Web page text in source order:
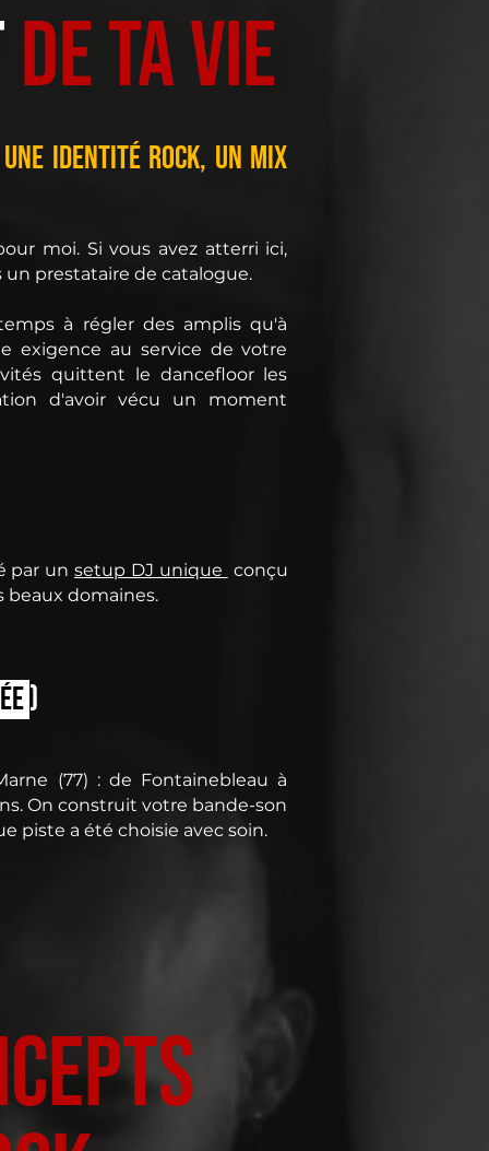
de ta vie
identité Rock, un mix
moi. Si vous avez atterri ici,
un prestataire de catalogue.
à régler des amplis qu'à
exigence au service de votre
quittent le dancefloor les
d'avoir vécu un moment
par unsetup DJ unique conçu
beaux domaines.
ée)
(77) : de Fontainebleau à
On construit votre bande-son
piste a été choisie avec soin.